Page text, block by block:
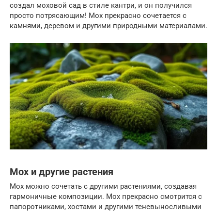
создал моховой сад в стиле кантри, и он получился
просто потрясающим! Мох прекрасно сочетается с
камнями, деревом и другими природными материалами.
Мох и другие растения
Мох можно сочетать с другими растениями, создавая
гармоничные композиции. Мох прекрасно смотрится с
папоротниками, хостами и другими теневыносливыми